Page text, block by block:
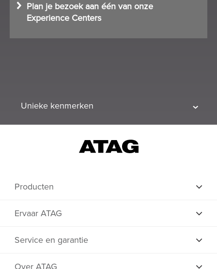
Plan je bezoek aan één van onze
Experience Centers
Unieke kenmerken
Producten
Ervaar ATAG
Service en garantie
Over ATAG